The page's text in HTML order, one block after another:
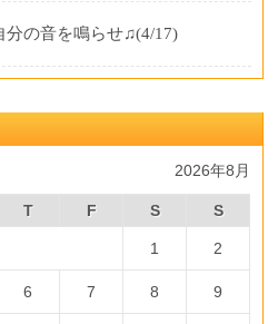
分の音を鳴らせ♫(4/17)
2026年8月
T F S S
1 2
6 7 8 9